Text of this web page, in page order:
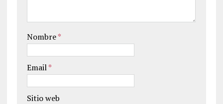
Nombre*
Email*
Sitio web